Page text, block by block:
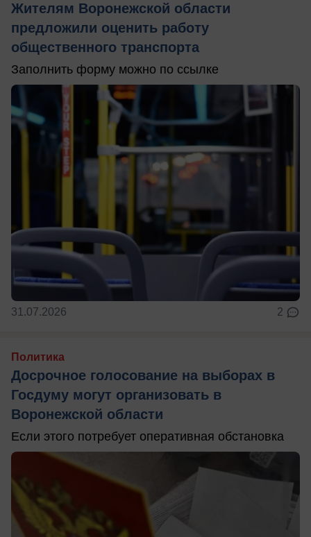
Жителям Воронежской области
предложили оценить работу
общественного транспорта
Заполнить форму можно по ссылке
31.07.2026 2
Политика
Досрочное голосование на выборах в
Госдуму могут организовать в
Воронежской области
Если этого потребует оперативная обстановка